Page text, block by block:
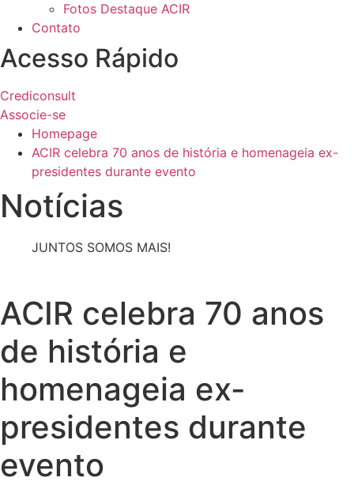
Fotos Destaque ACIR
Contato
Acesso Rápido
Crediconsult
Associe-se
Homepage
ACIR celebra 70 anos de história e homenageia ex-
presidentes durante evento
Notícias
JUNTOS SOMOS MAIS!
ACIR celebra 70 anos
de história e
homenageia ex-
presidentes durante
evento